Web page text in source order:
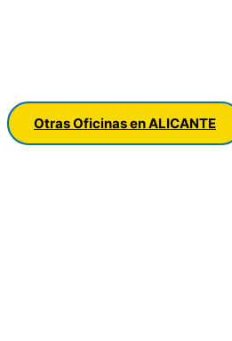
Otras Oficinas en ALICANTE